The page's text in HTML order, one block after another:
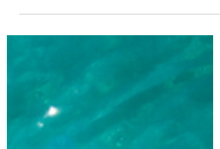
jūlijā Sarunu festivālā LAMPA – Vesels Birojs
LAMPAS diskusija "Cerība kā stratēģija
nenoteiktības apstākļos", kurā piedalījās
psiholoģijas doktore un geštaltt